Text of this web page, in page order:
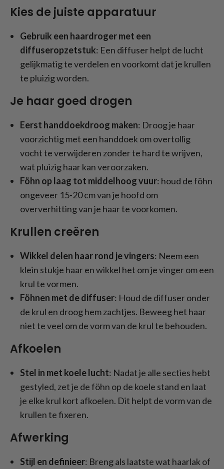
Kies de juiste apparatuur
Gebruik een haardroger met een
diffuseropzetstuk: Een diffuser helpt de lucht
gelijkmatig te verdelen en voorkomt dat je krullen
te pluizig worden.
Je haar goed drogen
Eerst handdoekdroog maken: Droog je haar
voorzichtig met een handdoek om overtollig
vocht te verwijderen zonder te hard te wrijven,
wat pluizig haar kan veroorzaken.
Föhn op laag tot middelhoog vuur: houd de föhn
ongeveer 15-20 cm van je hoofd om
oververhitting van je haar te voorkomen.
Krullen creëren
Wikkel delen haar rond je vingers: Neem een
klein stukje haar en wikkel het om je vinger om een
krul te vormen.
Föhnen met de diffuser: Houd de diffuser onder
de krul en droog hem zachtjes. Beweeg het haar
niet te veel om de vorm van de krul te behouden.
Afkoelen
Stel in met koele lucht: Nadat je alle secties hebt
gestyled, zet je de föhn op de koele stand en laat
je elke krul kort afkoelen. Dit helpt de vorm van de
krullen te fixeren.
Afwerking
Stijl en definieer: Breng als laatste wat haarlak of